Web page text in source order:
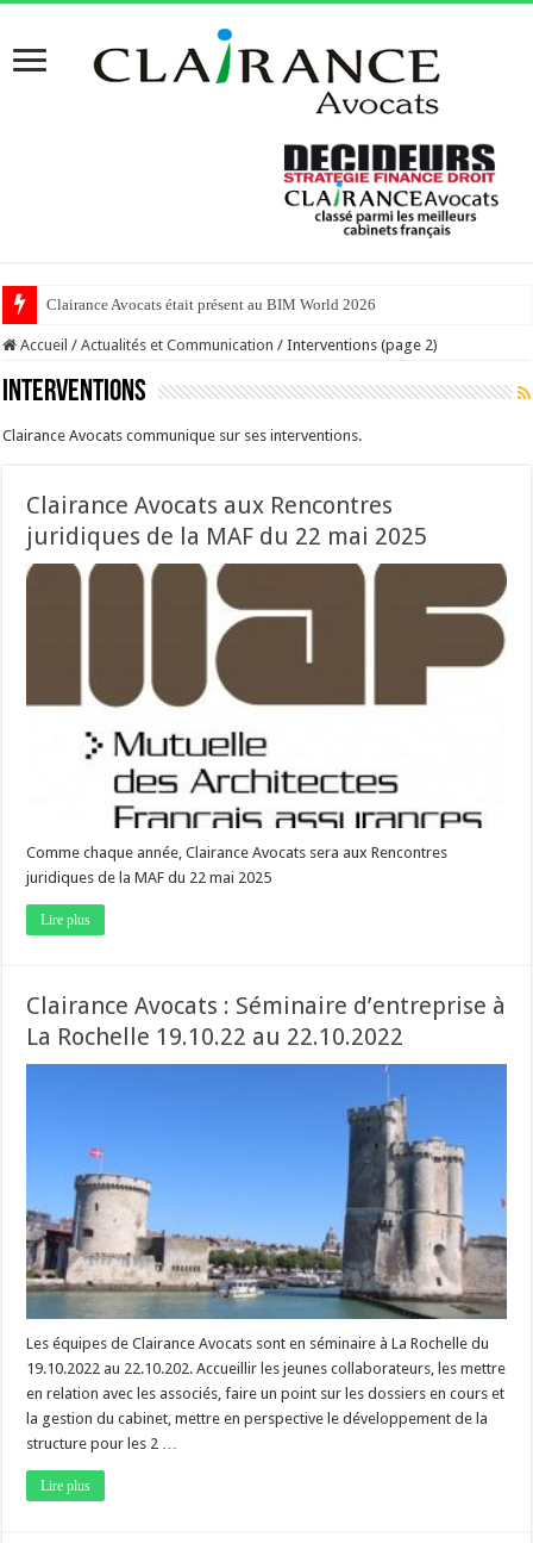
Clairance Avocats était présent au BIM World 2026
Accueil / Actualités et Communication / Interventions (page 2)
Interventions
Clairance Avocats communique sur ses interventions.
Clairance Avocats aux Rencontres
juridiques de la MAF du 22 mai 2025
Comme chaque année, Clairance Avocats sera aux Rencontres
juridiques de la MAF du 22 mai 2025
Lire plus
Clairance Avocats : Séminaire d’entreprise à
La Rochelle 19.10.22 au 22.10.2022
Les équipes de Clairance Avocats sont en séminaire à La Rochelle du
19.10.2022 au 22.10.202. Accueillir les jeunes collaborateurs, les mettre
en relation avec les associés, faire un point sur les dossiers en cours et
la gestion du cabinet, mettre en perspective le développement de la
structure pour les 2 …
Lire plus